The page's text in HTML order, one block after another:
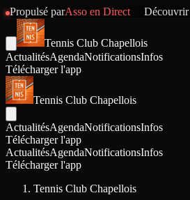
Propulsé parAsso en Direct Découvrir
Tennis Club Chapellois
ActualitésAgendaNotificationsInfos
Télécharger l'app
Tennis Club Chapellois
ActualitésAgendaNotificationsInfos
Télécharger l'app
ActualitésAgendaNotificationsInfos
Télécharger l'app
Tennis Club Chapellois